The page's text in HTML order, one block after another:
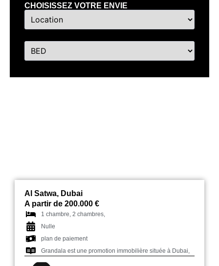
CHOISISSEZ VOTRE ENVIE
Al Satwa, Dubai
A partir de 200.000 €
1 chambre, 2 chambres,
Nulle
plan de paiement
Grandala est une promotion immobilière située à Dubai,